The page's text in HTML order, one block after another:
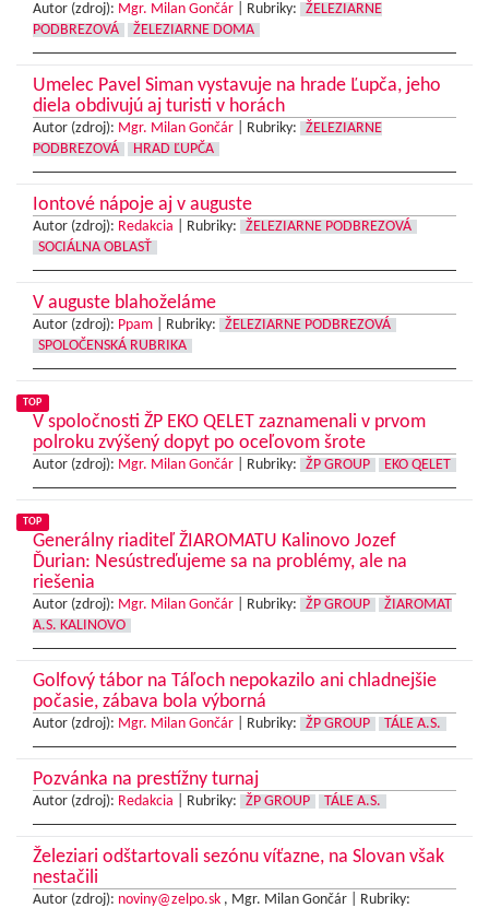
Autor (zdroj): Mgr. Milan Gončár Rubriky:
ŽELEZIARNE
PODBREZOVÁ
ŽELEZIARNE DOMA
Umelec Pavel Siman vystavuje na hrade Ľupča, jeho
diela obdivujú aj turisti v horách
Autor (zdroj): Mgr. Milan Gončár Rubriky:
ŽELEZIARNE
PODBREZOVÁ
HRAD ĽUPČA
Iontové nápoje aj v auguste
Autor (zdroj): Redakcia Rubriky:
ŽELEZIARNE PODBREZOVÁ
SOCIÁLNA OBLASŤ
V auguste blahoželáme
Autor (zdroj): Ppam Rubriky:
ŽELEZIARNE PODBREZOVÁ
SPOLOČENSKÁ RUBRIKA
TOP
V spoločnosti ŽP EKO QELET zaznamenali v prvom
polroku zvýšený dopyt po oceľovom šrote
Autor (zdroj): Mgr. Milan Gončár Rubriky: ŽP GROUP EKO QELET
TOP
Generálny riaditeľ ŽIAROMATU Kalinovo Jozef
Ďurian: Nesústreďujeme sa na problémy, ale na
riešenia
Autor (zdroj): Mgr. Milan Gončár Rubriky: ŽP GROUP
ŽIAROMAT
A.S. KALINOVO
Golfový tábor na Táľoch nepokazilo ani chladnejšie
počasie, zábava bola výborná
Autor (zdroj): Mgr. Milan Gončár Rubriky: ŽP GROUP TÁLE A.S.
Pozvánka na prestížny turnaj
Autor (zdroj): Redakcia Rubriky: ŽP GROUP TÁLE A.S.
Železiari odštartovali sezónu víťazne, na Slovan však
nestačili
Autor (zdroj): noviny@zelpo.sk , Mgr. Milan Gončár | Rubriky: